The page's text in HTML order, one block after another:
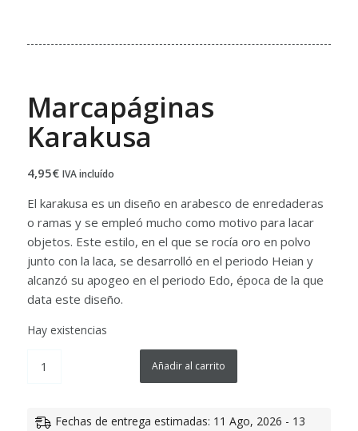
Marcapáginas
Karakusa
4,95€ IVA incluído
El karakusa es un diseño en arabesco de enredaderas
o ramas y se empleó mucho como motivo para lacar
objetos. Este estilo, en el que se rocía oro en polvo
junto con la laca, se desarrolló en el periodo Heian y
alcanzó su apogeo en el periodo Edo, época de la que
data este diseño.
Hay existencias
Añadir al carrito
Fechas de entrega estimadas: 11 Ago, 2026 - 13